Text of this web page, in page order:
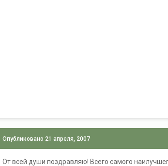
Опубликовано 21 апреля, 2007
От всей души поздравляю! Всего самого